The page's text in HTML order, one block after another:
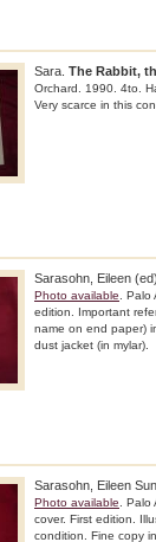
Sara. The Rabbit,
Orchard. 1990. 4to.
Very scarce in this
Sarasohn, Eileen (ed).
Photo available .
edition. Important
name on end paper)
dust jacket (in mylar).
Sarasohn, Eileen
Photo available .
cover. First edition.
condition. Fine copy